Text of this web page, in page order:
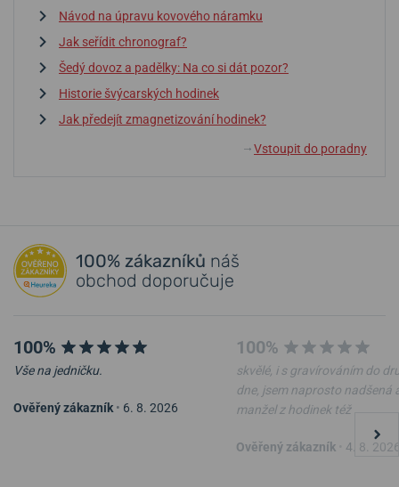
Návod na úpravu kovového náramku
Jak seřídit chronograf?
Šedý dovoz a padělky: Na co si dát pozor?
Historie švýcarských hodinek
Jak předejít zmagnetizování hodinek?
↓ Vstoupit do poradny
100% zákazníků náš
obchod doporučuje
100%
Vše na jedničku.
Ověřený zákazník • 6. 8. 2026
100%
skvělé, i s gravírováním do
dne, jsem naprosto nadšená
manžel z hodinek též
Ověřený zákazník 4. 8.